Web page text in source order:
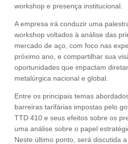
workshop e presença institucional.
A empresa irá conduzir uma
workshop voltados à análise das
mercado de aço, com foco nas
próximo ano, e compartilhar sua
oportunidades que impactam
metalúrgica nacional e global.
Entre os principais temas
barreiras tarifárias impostas pelo
TTD 410 e seus efeitos sobre os
uma análise sobre o papel
Neste último ponto, será discutida